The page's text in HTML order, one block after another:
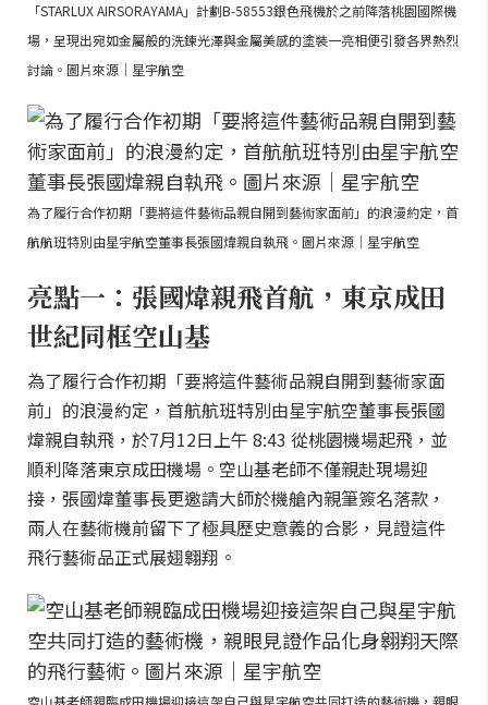
「STARLUX AIRSORAYAMA」計劃B-58553銀色飛機於之前降落桃園國際機
場，呈現出宛如金屬般的洗鍊光澤與金屬美感的塗裝一亮相便引發各界熱烈
討論。圖片來源｜星宇航空
為了履行合作初期「要將這件藝術品親自開到藝術家面前」的浪漫約定，首
航航班特別由星宇航空董事長張國煒親自執飛。圖片來源｜星宇航空
亮點一：張國煒親飛首航，東京成田
世紀同框空山基
為了履行合作初期「要將這件藝術品親自開到藝術家面
前」的浪漫約定，首航航班特別由星宇航空董事長張國
煒親自執飛，於7月12日上午 8:43 從桃園機場起飛，並
順利降落東京成田機場。空山基老師不僅親赴現場迎
接，張國煒董事長更邀請大師於機艙內親筆簽名落款，
兩人在藝術機前留下了極具歷史意義的合影，見證這件
飛行藝術品正式展翅翱翔。
空山基老師親臨成田機場迎接這架自己與星宇航空共同打造的藝術機，親眼